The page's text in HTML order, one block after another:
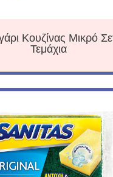
Κουζίνας Μικρό
Τεμάχια